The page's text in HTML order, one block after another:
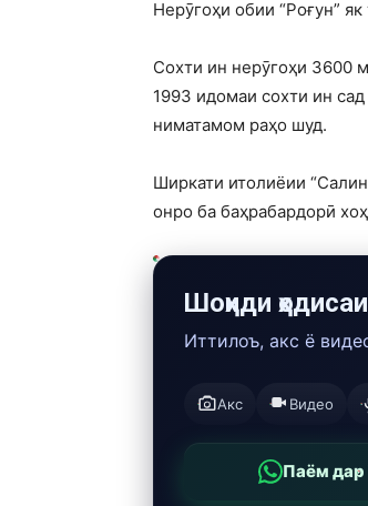
Нерӯгоҳи обии “Роғун”
Сохти ин нерӯгоҳи 3600
1993 идомаи сохти ин
ниматамом раҳо шуд.
Ширкати итолиёии
онро ба баҳрабардорӣ
Шоҳиди
Иттилоъ, акс ё
Акс Видео
Паём